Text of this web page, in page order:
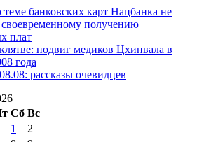
(10)№98 5 июля 2014 г(10)
г
г(14)
№99 4 августа
№99 8 июля 2014 г
г(11)
г
(12)
банковских карт Нацбанка не
получению
плат
подвиг медиков Цхинвала в
года
рассказы очевидцев
Сб Вс
1
2